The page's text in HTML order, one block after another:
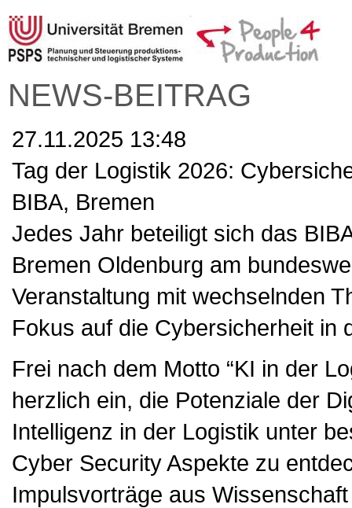
NEWS-BEITRAG
27.11.2025 13:48
Tag der Logistik 2026:
BIBA, Bremen
Jedes Jahr beteiligt sich das
Bremen Oldenburg am
Veranstaltung mit wechselnden
Fokus auf die Cybersicherheit in
Frei nach dem Motto “KI in der
herzlich ein, die Potenziale der
Intelligenz in der Logistik unter
Cyber Security Aspekte zu
Impulsvorträge aus